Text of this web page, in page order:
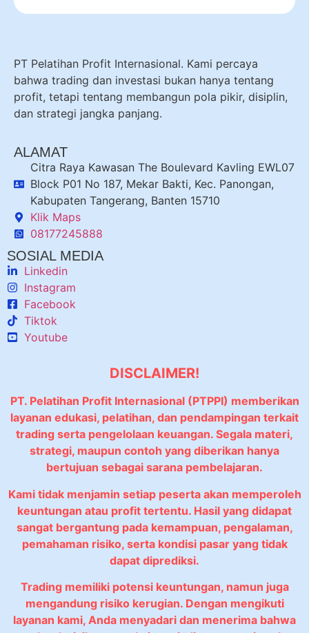
PT Pelatihan Profit Internasional. Kami percaya
bahwa trading dan investasi bukan hanya tentang
profit, tetapi tentang membangun pola pikir, disiplin,
dan strategi jangka panjang.
ALAMAT
Citra Raya Kawasan The Boulevard Kavling EWL07
Block P01 No 187, Mekar Bakti, Kec. Panongan,
Kabupaten Tangerang, Banten 15710
Klik Maps
08177245888
SOSIAL MEDIA
Linkedin
Instagram
Facebook
Tiktok
Youtube
DISCLAIMER!
PT. Pelatihan Profit Internasional (PTPPI) memberikan
layanan edukasi, pelatihan, dan pendampingan terkait
trading serta pengelolaan keuangan. Segala materi,
strategi, maupun contoh yang diberikan hanya
bertujuan sebagai sarana pembelajaran.
Kami tidak menjamin setiap peserta akan memperoleh
keuntungan atau profit tertentu. Hasil yang didapat
sangat bergantung pada kemampuan, pengalaman,
pemahaman risiko, serta kondisi pasar yang tidak
dapat diprediksi.
Trading memiliki potensi keuntungan, namun juga
mengandung risiko kerugian. Dengan mengikuti
layanan kami, Anda menyadari dan menerima bahwa